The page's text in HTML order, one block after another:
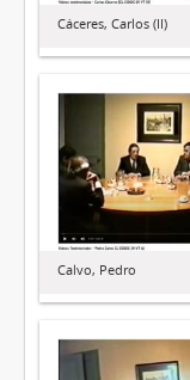
Cáceres, Carlos (II)
Calvo, Pedro